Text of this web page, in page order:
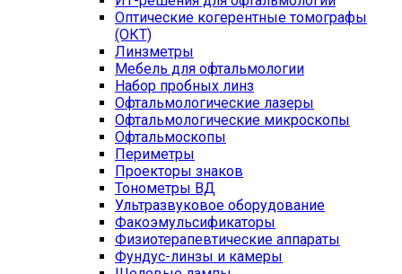
Оптические когерентные томографы
(ОКТ)
Линзметры
Мебель для офтальмологии
Набор пробных линз
Офтальмологические лазеры
Офтальмологические микроскопы
Офтальмоскопы
Периметры
Проекторы знаков
Тонометры ВД
Ультразвуковое оборудование
Факоэмульсификаторы
Физиотерапевтические аппараты
Фундус-линзы и камеры